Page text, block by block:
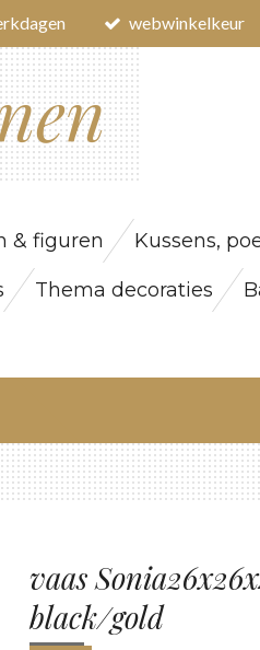
webwinkelkeur
& figuren Kussens,
Thema decoraties
vaas
black/gold